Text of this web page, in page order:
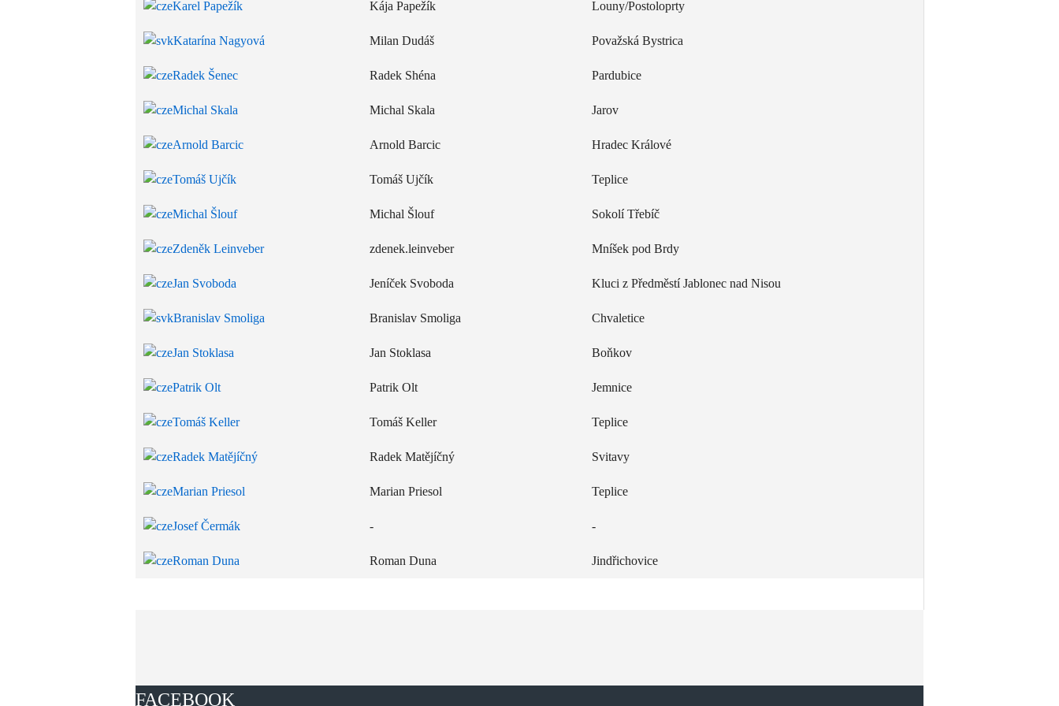
Karel Papežík Kája Papežík Louny/Postoloprty
Katarína Nagyová Milan Dudáš Považská Bystrica
Radek Šenec Radek Shéna Pardubice
Michal Skala Michal Skala Jarov
Arnold Barcic Arnold Barcic Hradec Králové
Tomáš Ujčík Tomáš Ujčík Teplice
Michal Šlouf Michal Šlouf Sokolí Třebíč
Zdeněk Leinveber zdenek.leinveber Mníšek pod Brdy
Jan Svoboda Jeníček Svoboda Kluci z Předměstí Jablonec nad Nisou
Branislav Smoliga Branislav Smoliga Chvaletice
Jan Stoklasa Jan Stoklasa Boňkov
Patrik Olt Patrik Olt Jemnice
Tomáš Keller Tomáš Keller Teplice
Radek Matějíčný Radek Matějíčný Svitavy
Marian Priesol Marian Priesol Teplice
Josef Čermák - -
Roman Duna Roman Duna Jindřichovice
FACEBOOK